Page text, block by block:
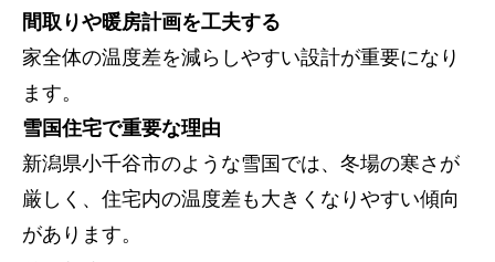
間取りや暖房計画を工夫する
家全体の温度差を減らしやすい設計が重要になり
ます。
雪国住宅で重要な理由
新潟県小千谷市のような雪国では、冬場の寒さが
厳しく、住宅内の温度差も大きくなりやすい傾向
があります。